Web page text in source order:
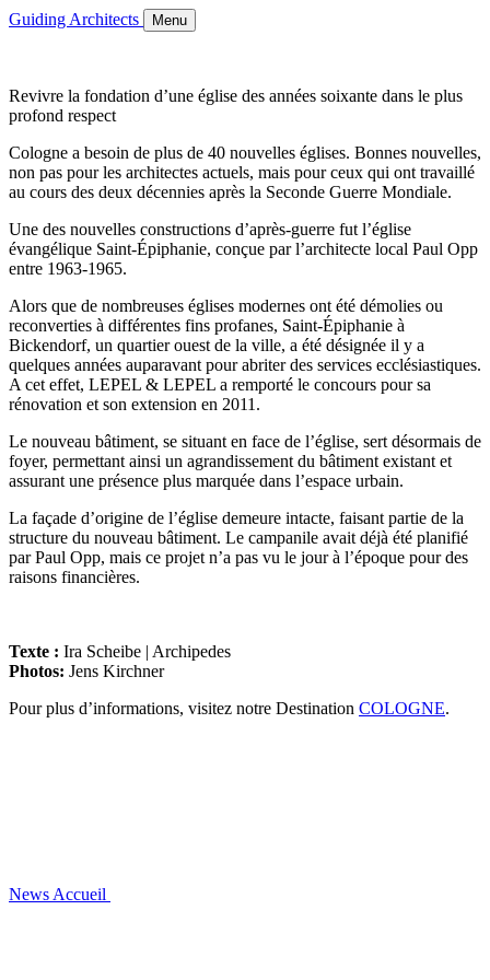
Guiding Architects Menu
Revivre la fondation d’une église des années soixante dans le plus
profond respect
Cologne a besoin de plus de 40 nouvelles églises. Bonnes nouvelles,
non pas pour les architectes actuels, mais pour ceux qui ont travaillé
au cours des deux décennies après la Seconde Guerre Mondiale.
Une des nouvelles constructions d’après-guerre fut l’église
évangélique Saint-Épiphanie, conçue par l’architecte local Paul Opp
entre 1963-1965.
Alors que de nombreuses églises modernes ont été démolies ou
reconverties à différentes fins profanes, Saint-Épiphanie à
Bickendorf, un quartier ouest de la ville, a été désignée il y a
quelques années auparavant pour abriter des services ecclésiastiques.
A cet effet, LEPEL & LEPEL a remporté le concours pour sa
rénovation et son extension en 2011.
Le nouveau bâtiment, se situant en face de l’église, sert désormais de
foyer, permettant ainsi un agrandissement du bâtiment existant et
assurant une présence plus marquée dans l’espace urbain.
La façade d’origine de l’église demeure intacte, faisant partie de la
structure du nouveau bâtiment. Le campanile avait déjà été planifié
par Paul Opp, mais ce projet n’a pas vu le jour à l’époque pour des
raisons financières.
Texte : Ira Scheibe | Archipedes
Photos: Jens Kirchner
Pour plus d’informations, visitez notre Destination COLOGNE.
News Accueil